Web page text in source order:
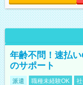
年齢不問！速払
のサポート
派遣 職種未経験OK